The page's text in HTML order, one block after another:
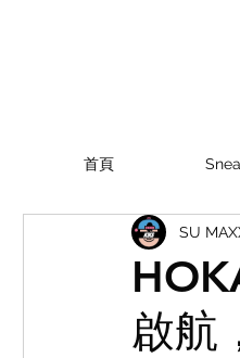
首頁
啟航
SU